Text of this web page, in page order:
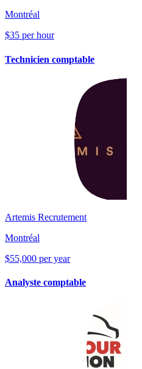
Montréal
$35 per hour
Technicien comptable
Artemis Recrutement
Montréal
$55,000 per year
Analyste comptable